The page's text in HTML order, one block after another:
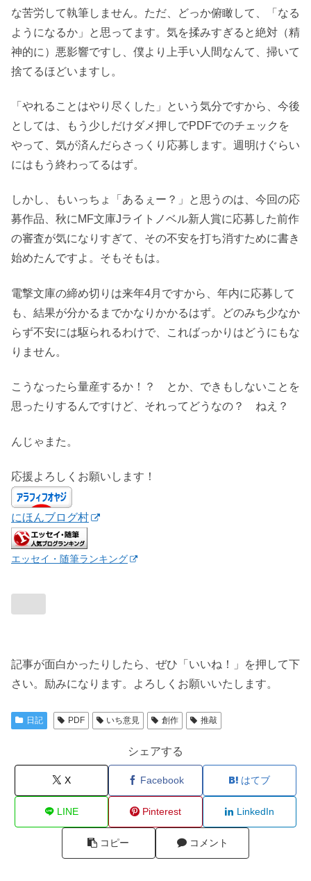
な苦労して執筆しません。ただ、どっか俯瞰して、「なる
ようになるか」と思ってます。気を揉みすぎると絶対（精
神的に）悪影響ですし、僕より上手い人間なんて、掃いて
捨てるほどいますし。
「やれることはやり尽くした」という気分ですから、今後
としては、もう少しだけダメ押しでPDFでのチェックを
やって、気が済んだらさっくり応募します。週明けぐらい
にはもう終わってるはず。
しかし、もいっちょ「あるぇー？」と思うのは、今回の応
募作品、秋にMF文庫Jライトノベル新人賞に応募した前作
の審査が気になりすぎて、その不安を打ち消すために書き
始めたんですよ。そもそもは。
電撃文庫の締め切りは来年4月ですから、年内に応募して
も、結果が分かるまでかなりかかるはず。どのみち少なか
らず不安には駆られるわけで、こればっかりはどうにもな
りません。
こうなったら量産するか！？ とか、できもしないことを
思ったりするんですけど、それってどうなの？ ねえ？
んじゃまた。
応援よろしくお願いします！
にほんブログ村
エッセイ・随筆ランキング
記事が面白かったりしたら、ぜひ「いいね！」を押して下
さい。励みになります。よろしくお願いいたします。
日記 PDF いち意見 創作 推敲
シェアする
X Facebook はてブ
LINE Pinterest LinkedIn
コピー コメント